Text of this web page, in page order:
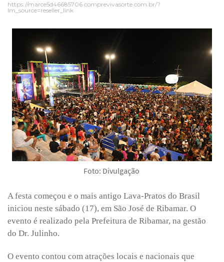
https://marce5d46685706.comprevivasorte.com.br/?
lm_source=reseller_link
Foto: Divulgação
A festa começou e o mais antigo Lava-Pratos do Brasil
iniciou neste sábado (17), em São José de Ribamar. O
evento é realizado pela Prefeitura de Ribamar, na gestão
do Dr. Julinho.
O evento contou com atrações locais e nacionais que